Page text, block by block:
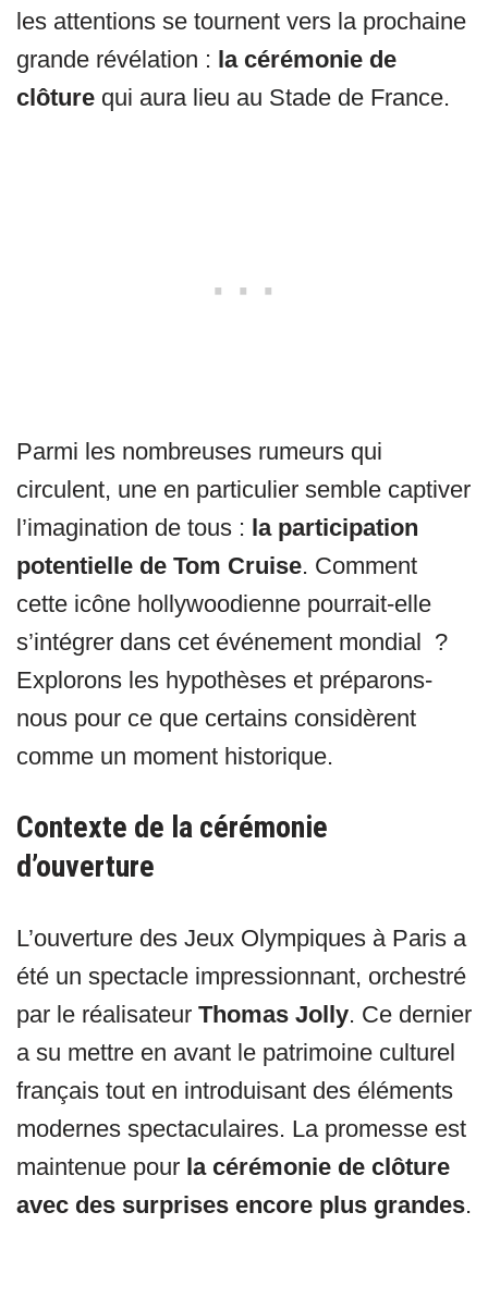
les attentions se tournent vers la prochaine
grande révélation : la cérémonie de
clôture qui aura lieu au Stade de France.
Parmi les nombreuses rumeurs qui
circulent, une en particulier semble captiver
l’imagination de tous : la participation
potentielle de Tom Cruise. Comment
cette icône hollywoodienne pourrait-elle
s’intégrer dans cet événement mondial ?
Explorons les hypothèses et préparons-
nous pour ce que certains considèrent
comme un moment historique.
Contexte de la cérémonie
d’ouverture
L’ouverture des Jeux Olympiques à Paris a
été un spectacle impressionnant, orchestré
par le réalisateur Thomas Jolly. Ce dernier
a su mettre en avant le patrimoine culturel
français tout en introduisant des éléments
modernes spectaculaires. La promesse est
maintenue pour la cérémonie de clôture
avec des surprises encore plus grandes.